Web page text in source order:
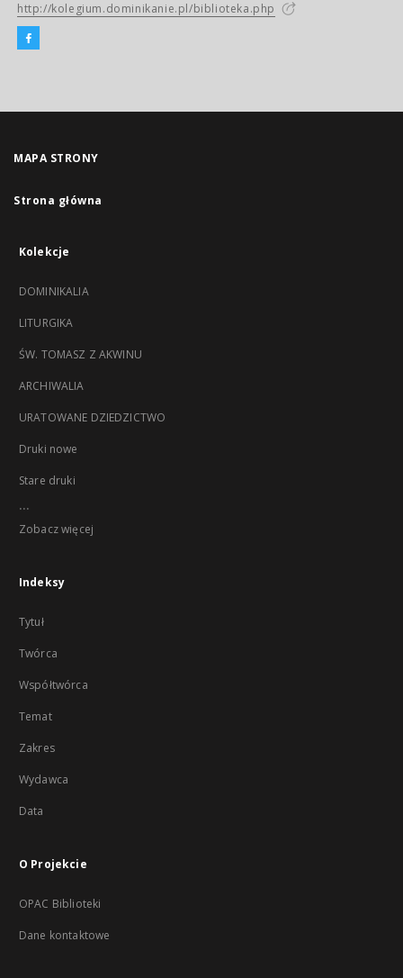
http://kolegium.dominikanie.pl/biblioteka.php
MAPA STRONY
Strona główna
Kolekcje
DOMINIKALIA
LITURGIKA
ŚW. TOMASZ Z AKWINU
ARCHIWALIA
URATOWANE DZIEDZICTWO
Druki nowe
Stare druki
...
Zobacz więcej
Indeksy
Tytuł
Twórca
Współtwórca
Temat
Zakres
Wydawca
Data
O Projekcie
OPAC Biblioteki
Dane kontaktowe